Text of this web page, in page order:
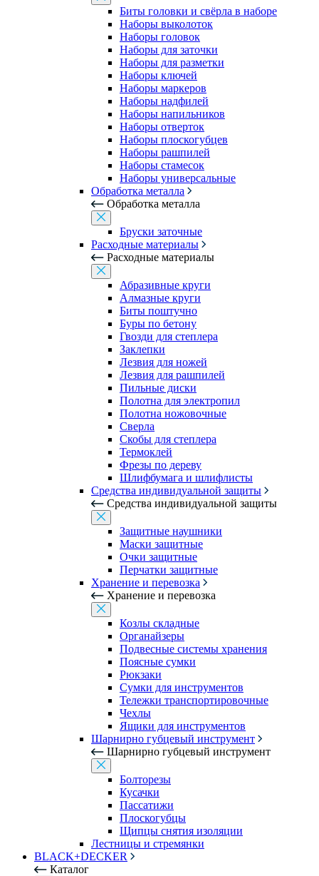
Биты головки и свёрла в наборе
Наборы выколоток
Наборы головок
Наборы для заточки
Наборы для разметки
Наборы ключей
Наборы маркеров
Наборы надфилей
Наборы напильников
Наборы отверток
Наборы плоскогубцев
Наборы рашпилей
Наборы стамесок
Наборы универсальные
Обработка металла
Обработка металла
Бруски заточные
Расходные материалы
Расходные материалы
Абразивные круги
Алмазные круги
Биты поштучно
Буры по бетону
Гвозди для степлера
Заклепки
Лезвия для ножей
Лезвия для рашпилей
Пильные диски
Полотна для электропил
Полотна ножовочные
Сверла
Скобы для степлера
Термоклей
Фрезы по дереву
Шлифбумага и шлифлисты
Средства индивидуальной защиты
Средства индивидуальной защиты
Защитные наушники
Маски защитные
Очки защитные
Перчатки защитные
Хранение и перевозка
Хранение и перевозка
Козлы складные
Органайзеры
Подвесные системы хранения
Поясные сумки
Рюкзаки
Сумки для инструментов
Тележки транспортировочные
Чехлы
Ящики для инструментов
Шарнирно губцевый инструмент
Шарнирно губцевый инструмент
Болторезы
Кусачки
Пассатижи
Плоскогубцы
Щипцы снятия изоляции
Лестницы и стремянки
BLACK+DECKER
Каталог